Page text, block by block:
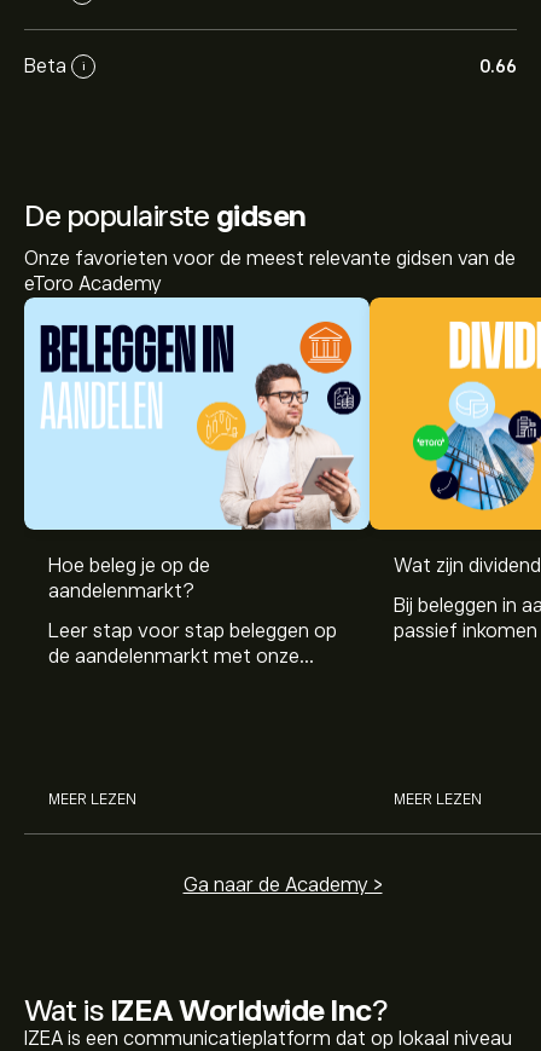
Beta i 0.66
Wat is IZEA Worldwide Inc?
IZEA is een communicatieplatform dat op lokaal niveau
De populairste gidsen
Onze favorieten voor de meest relevante gidsen van de
eToro Academy
Hoe beleg je op de
aandelenmarkt?
Leer stap voor stap beleggen op
de aandelenmarkt met onze
MEER LEZEN
Wat zijn
Bij beleggen in
passief
MEER LEZEN
Ga naar de Academy >